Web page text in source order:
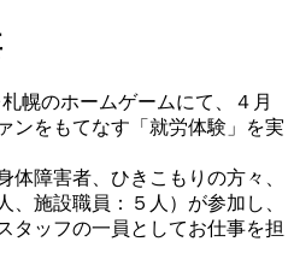
幌のホームゲームにて、４月
ンをもてなす「就労体験」を実
体障害者、ひきこもりの方々、
、施設職員：５人）が参加し、
タッフの一員としてお仕事を担